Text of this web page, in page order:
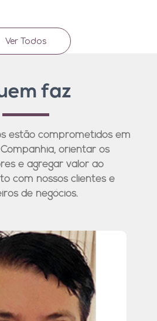
Ver Todos
faz
estão comprometidos em
orientar os
e agregar valor ao
com nossos clientes e
de negócios.